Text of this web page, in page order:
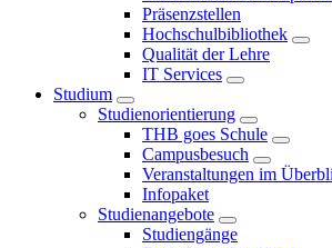
Präsenzstellen
Hochschulbibliothek
Qualität der Lehre
IT Services
Studium
Studienorientierung
THB goes Schule
Campusbesuch
Veranstaltungen im
Infopaket
Studienangebote
Studiengänge